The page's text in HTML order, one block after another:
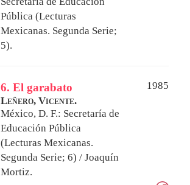
Pública (Lecturas
Mexicanas. Segunda Serie;
5).
6. El garabato
1985
Leñero, Vicente.
México, D. F.: Secretaría de
Educación Pública
(Lecturas Mexicanas.
Segunda Serie; 6) / Joaquín
Mortiz.